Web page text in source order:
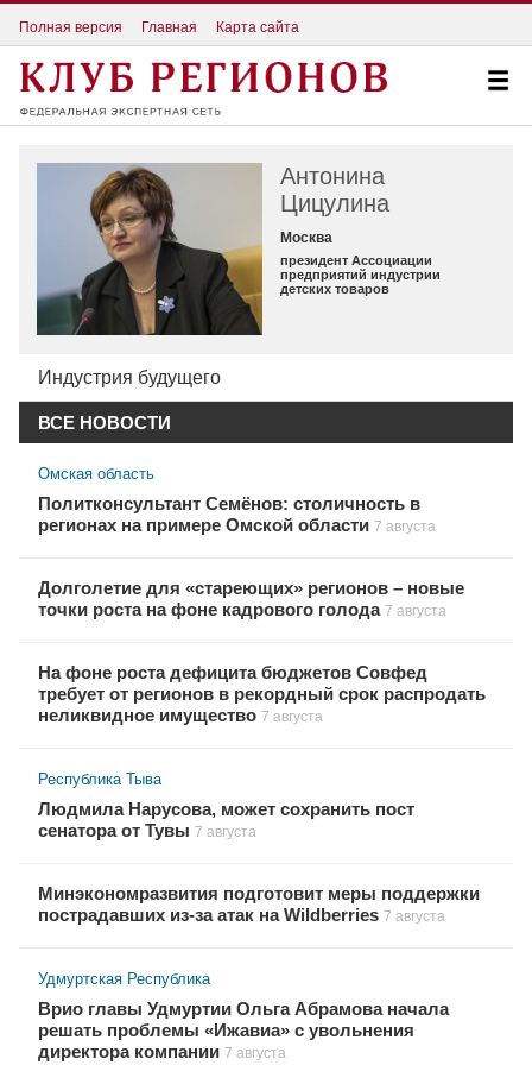
Полная версия Главная Карта сайта
Антонина
Цицулина
Москва
президент Ассоциации
предприятий индустрии
детских товаров
Индустрия будущего
ВСЕ НОВОСТИ
Омская область
Политконсультант Семёнов: столичность в
регионах на примере Омской области 7 августа
Долголетие для «стареющих» регионов – новые
точки роста на фоне кадрового голода 7 августа
На фоне роста дефицита бюджетов Совфед
требует от регионов в рекордный срок распродать
неликвидное имущество 7 августа
Республика Тыва
Людмила Нарусова, может сохранить пост
сенатора от Тувы 7 августа
Минэкономразвития подготовит меры поддержки
пострадавших из-за атак на Wildberries 7 августа
Удмуртская Республика
Врио главы Удмуртии Ольга Абрамова начала
решать проблемы «Ижавиа» с увольнения
директора компании 7 августа